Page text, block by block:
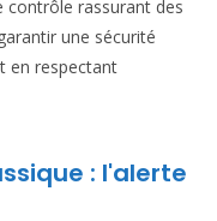
contrôle rassurant des
une sécurité
en respectant
: l'alerte